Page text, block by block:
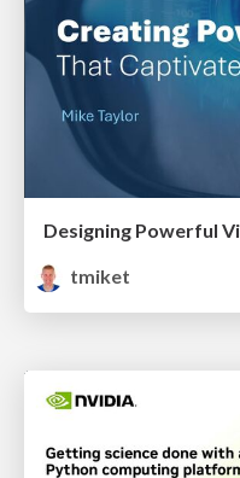
Designing Powerful
tmiket